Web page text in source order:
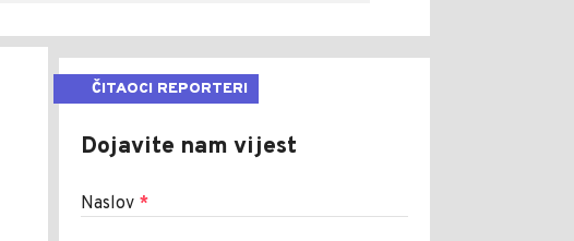
ČITAOCI REPORTERI
Dojavite nam vijest
Naslov *